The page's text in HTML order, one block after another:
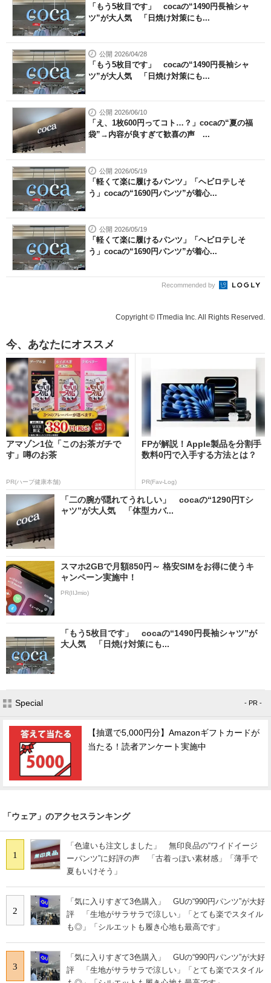
「もう5枚目です」 cocaの“1490円長袖シャ
ツ”が大人気 「日焼け対策にも...
公開 2026/04/28
「もう5枚目です」 cocaの“1490円長袖シャ
ツ”が大人気 「日焼け対策にも...
公開 2026/06/10
「え、1枚600円ってコト…？」cocaの“夏の福
袋”→内容が良すぎて歓喜の声 ...
公開 2026/05/19
「軽くて楽に履けるパンツ」「ヘビロテしそ
う」cocaの“1690円パンツ”が着心...
公開 2026/05/19
「軽くて楽に履けるパンツ」「ヘビロテしそ
う」cocaの“1690円パンツ”が着心...
Recommended by
Copyright © ITmedia Inc. All Rights Reserved.
今、あなたにオススメ
アマゾン1位「このお茶ガチで
す」噂のお茶
PR(ハーブ健康本舗)
FPが解説！Apple製品を分割手
数料0円で入手する方法とは？
PR(Fav-Log)
「二の腕が隠れてうれしい」 cocaの“1290円Tシ
ャツ”が大人気 「体型カバ...
スマホ2GBで月額850円～ 格安SIMをお得に使うキ
ャンペーン実施中！
PR(IIJmio)
「もう5枚目です」 cocaの“1490円長袖シャツ”が
大人気 「日焼け対策にも...
Special - PR -
【抽選で5,000円分】Amazonギフトカードが
当たる！読者アンケート実施中
「ウェア」のアクセスランキング
1
「色違いも注文しました」 無印良品の“ワイドイージ
ーパンツ”に好評の声 「古着っぽい素材感」「薄手で
夏もいけそう」
2
「気に入りすぎて3色購入」 GUの“990円パンツ”が大好
評 「生地がサラサラで涼しい」「とても楽でスタイル
も◎」「シルエットも履き心地も最高です」
3
「気に入りすぎて3色購入」 GUの“990円パンツ”が大好
評 「生地がサラサラで涼しい」「とても楽でスタイル